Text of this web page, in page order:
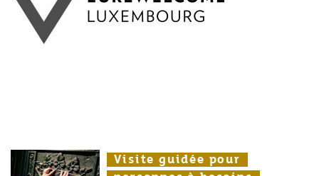
Visite guidée pour
Visite guidée pour
Visite guidée pour